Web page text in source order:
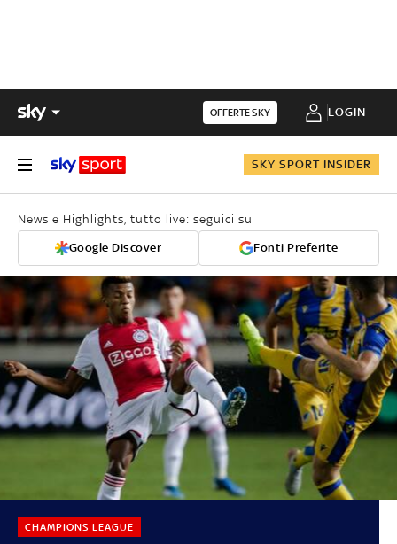
OFFERTE SKY LOGIN
SKY SPORT INSIDER
News e Highlights, tutto live: seguici su
Google Discover Fonti Preferite
CHAMPIONS LEAGUE